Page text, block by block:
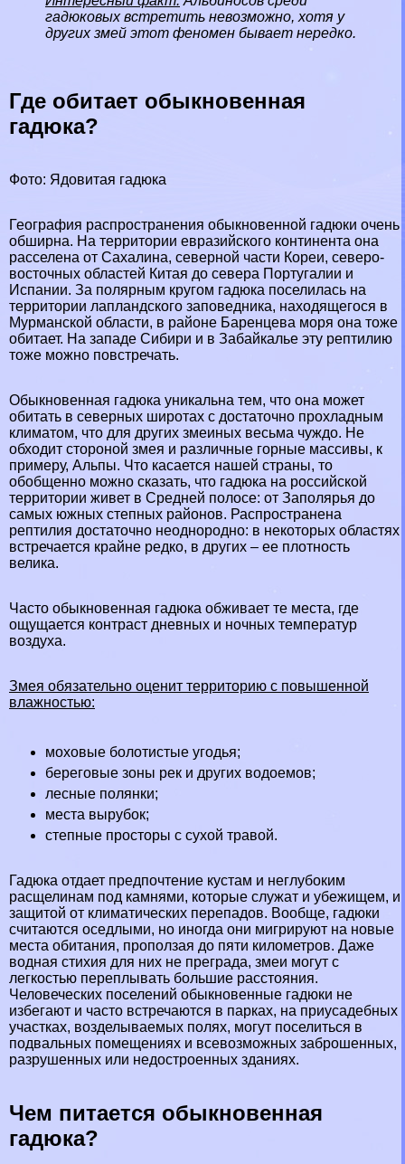
гадюковых встретить невозможно, хотя у
других змей этот феномен бывает нередко.
Где обитает обыкновенная
гадюка?
Фото: Ядовитая гадюка
География распространения обыкновенной гадюки очень
обширна. На территории евразийского континента она
расселена от Сахалина, северной части Кореи, северо-
восточных областей Китая до севера Португалии и
Испании. За полярным кругом гадюка поселилась на
территории лапландского заповедника, находящегося в
Мурманской области, в районе Баренцева моря она тоже
обитает. На западе Сибири и в Забайкалье эту рептилию
тоже можно повстречать.
Обыкновенная гадюка уникальна тем, что она может
обитать в северных широтах с достаточно прохладным
климатом, что для других змеиных весьма чуждо. Не
обходит стороной змея и различные горные массивы, к
примеру, Альпы. Что касается нашей страны, то
обобщенно можно сказать, что гадюка на российской
территории живет в Средней полосе: от Заполярья до
самых южных степных районов. Распространена
рептилия достаточно неоднородно: в некоторых областях
встречается крайне редко, в других – ее плотность
велика.
Часто обыкновенная гадюка обживает те места, где
ощущается контраст дневных и ночных температур
воздуха.
Змея обязательно оценит территорию с повышенной
влажностью:
моховые болотистые угодья;
береговые зоны рек и других водоемов;
лесные полянки;
места вырубок;
степные просторы с сухой травой.
Гадюка отдает предпочтение кустам и неглубоким
расщелинам под камнями, которые служат и убежищем, и
защитой от климатических перепадов. Вообще, гадюки
считаются оседлыми, но иногда они мигрируют на новые
места обитания, проползая до пяти километров. Даже
водная стихия для них не преграда, змеи могут с
легкостью переплывать большие расстояния.
Человеческих поселений обыкновенные гадюки не
избегают и часто встречаются в парках, на приусадебных
участках, возделываемых полях, могут поселиться в
подвальных помещениях и всевозможных заброшенных,
разрушенных или недостроенных зданиях.
Чем питается обыкновенная
гадюка?